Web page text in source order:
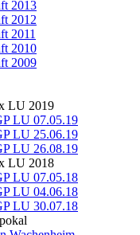
2013
2012
2011
2010
2009
LU 2019
LU 07.05.19
LU 25.06.19
LU 26.08.19
LU 2018
LU 07.05.18
LU 04.06.18
LU 30.07.18